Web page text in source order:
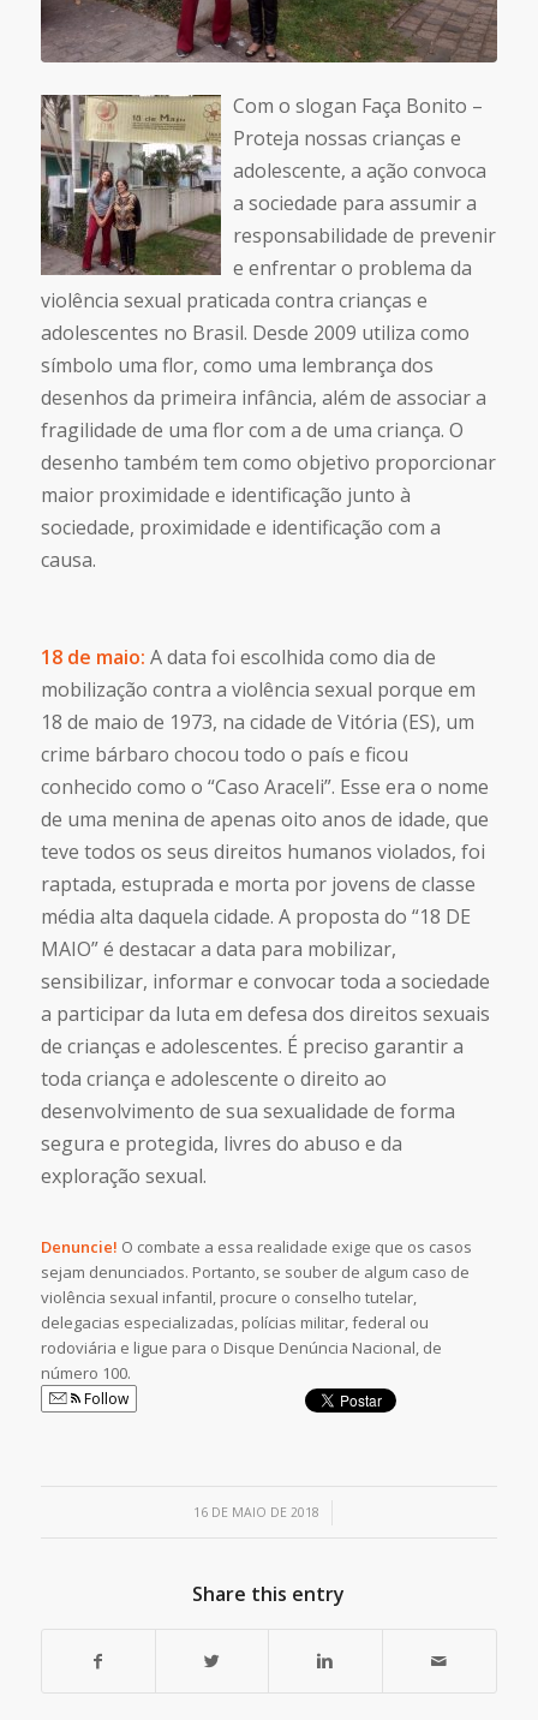
Com o slogan Faça Bonito –
Proteja nossas crianças e
adolescente, a ação convoca
a sociedade para assumir a
responsabilidade de prevenir
e enfrentar o problema da
violência sexual praticada contra crianças e
adolescentes no Brasil. Desde 2009 utiliza como
símbolo uma flor, como uma lembrança dos
desenhos da primeira infância, além de associar a
fragilidade de uma flor com a de uma criança. O
desenho também tem como objetivo proporcionar
maior proximidade e identificação junto à
sociedade, proximidade e identificação com a
causa.
18 de maio: A data foi escolhida como dia de
mobilização contra a violência sexual porque em
18 de maio de 1973, na cidade de Vitória (ES), um
crime bárbaro chocou todo o país e ficou
conhecido como o “Caso Araceli”. Esse era o nome
de uma menina de apenas oito anos de idade, que
teve todos os seus direitos humanos violados, foi
raptada, estuprada e morta por jovens de classe
média alta daquela cidade. A proposta do “18 DE
MAIO” é destacar a data para mobilizar,
sensibilizar, informar e convocar toda a sociedade
a participar da luta em defesa dos direitos sexuais
de crianças e adolescentes. É preciso garantir a
toda criança e adolescente o direito ao
desenvolvimento de sua sexualidade de forma
segura e protegida, livres do abuso e da
exploração sexual.
Denuncie! O combate a essa realidade exige que os casos
sejam denunciados. Portanto, se souber de algum caso de
violência sexual infantil, procure o conselho tutelar,
delegacias especializadas, polícias militar, federal ou
rodoviária e ligue para o Disque Denúncia Nacional, de
número 100.
Follow
16 DE MAIO DE 2018
/
Share this entry